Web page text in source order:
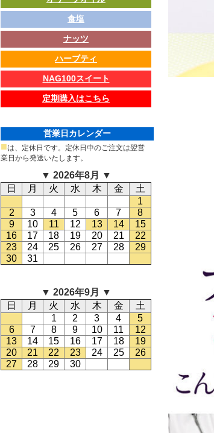
食塩
ナッツ
ハーブティ
NAG100スイート
定期購入はこちら
営業日カレンダー
■は、定休日です。定休日中のご注文は翌営
業日から発送いたします。
▼ 2026年8月 ▼
日
月 火 水 木 金
土
1
2
3 4 5 6 7
8
9
10 11 12 13 14
15
16
17 18 19 20 21
22
23
24 25 26 27 28
29
30
31
▼ 2026年9月 ▼
日
月 火 水 木 金
土
1
2 3 4
5
6
7 8 9 10 11
12
13
14 15 16 17 18
19
20
21 22 23 24 25
26
27
28 29 30